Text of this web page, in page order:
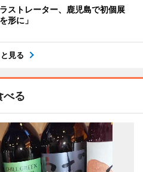
ストレーター、鹿児島で初個展
形に」
見る
べる